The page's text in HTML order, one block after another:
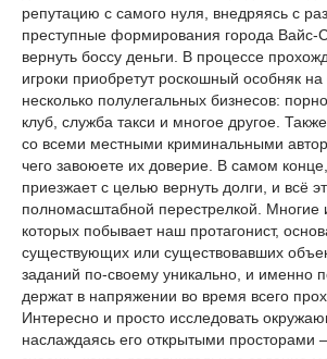
репутацию с самого нуля, внедряясь с
преступные формирования города Вайс-
вернуть боссу деньги. В процессе
игроки приобретут роскошный особняк на
несколько полулегальных бизнесов:
клуб, служба такси и многое другое.
со всеми местными криминальными
чего завоюете их доверие. В самом
приезжает с целью вернуть долги, и всё
полномасштабной перестрелкой. Многие
которых побывает наш протагонист,
существующих или существовавших
заданий по-своему уникально, и именно
держат в напряжении во время всего
Интересно и просто исследовать
наслаждаясь его открытыми просторами